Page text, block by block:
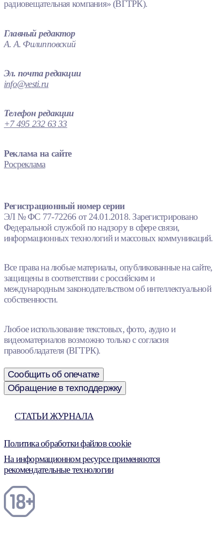
радиовещательная компания» (ВГТРК).
Главный редактор
А. А. Филипповский
Эл. почта редакции
info@vesti.ru
Телефон редакции
+7 495 232 63 33
Реклама на сайте
Росреклама
Регистрационный номер серии
ЭЛ № ФС 77-72266 от 24.01.2018. Зарегистрировано
Федеральной службой по надзору в сфере связи,
информационных технологий и массовых коммуникаций.
Все права на любые материалы, опубликованные на сайте,
защищены в соответствии с российским и
международным законодательством об интеллектуальной
собственности.
Любое использование текстовых, фото, аудио и
видеоматериалов возможно только с согласия
правообладателя (ВГТРК).
Сообщить об опечатке
Обращение в техподдержку
СТАТЬИ ЖУРНАЛА
Политика обработки файлов cookie
На информационном ресурсе применяются
рекомендательные технологии